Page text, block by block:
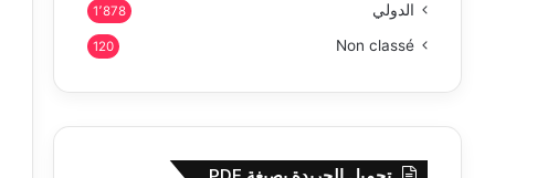
الدولي 1٬878
Non classé
120